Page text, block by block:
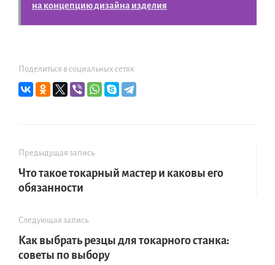
на концепцию дизайна изделия
Поделиться в социальных сетях
Предыдущая запись
Что такое токарный мастер и каковы его
обязанности
Следующая запись
Как выбрать резцы для токарного станка:
советы по выбору